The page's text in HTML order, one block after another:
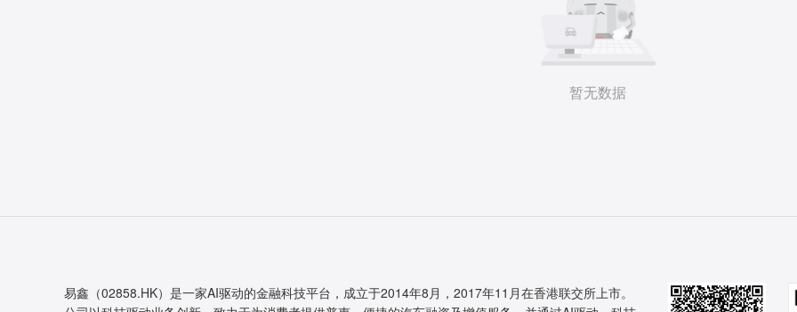
暂无数据
易鑫（02858.HK）是一家AI驱动的金融科技平台，成立于2014年8月，2017年11月在香港联交所上市。